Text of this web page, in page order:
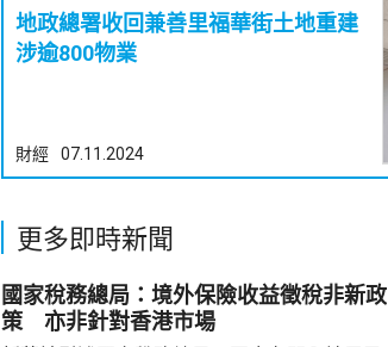
地政總署收回兼善里福華街土地重建
涉逾800物業
財經 07.11.2024
更多即時新聞
國家稅務總局：境外保險收益徵稅非新政
策 亦非針對香港市場